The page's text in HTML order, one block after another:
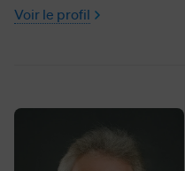
Voir le profil